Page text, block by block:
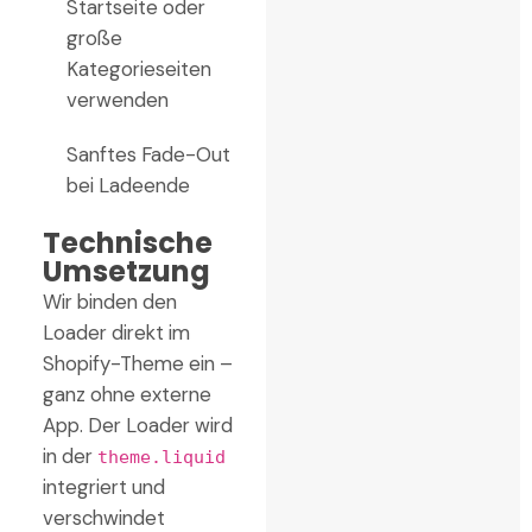
Startseite oder
große
Kategorieseiten
verwenden
Sanftes Fade-Out
bei Ladeende
Technische
Umsetzung
Wir binden den
Loader direkt im
Shopify-Theme ein –
ganz ohne externe
App. Der Loader wird
in der theme.liquid
integriert und
verschwindet